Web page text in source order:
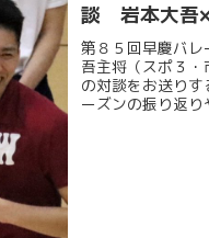
談 岩本大吾
第８５回早慶バ
吾主将（スポ３・
の対談をお送り
ーズンの振り返